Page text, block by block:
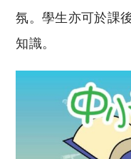
氛。學生亦可於課
知識。